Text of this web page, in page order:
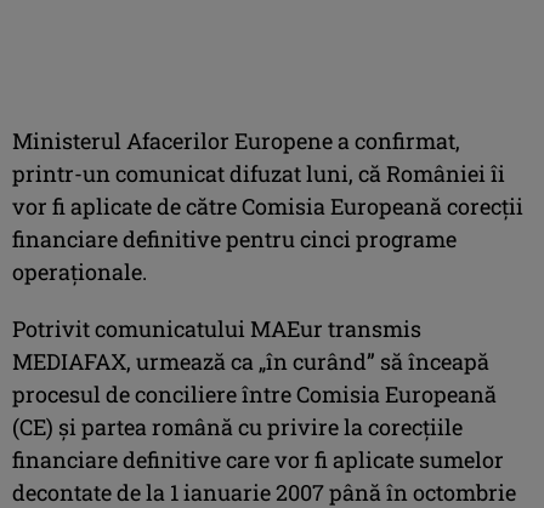
Ministerul Afacerilor Europene a confirmat,
printr-un comunicat difuzat luni, că României îi
vor fi aplicate de către Comisia Europeană corecţii
financiare definitive pentru cinci programe
operaţionale.
Potrivit comunicatului MAEur transmis
MEDIAFAX, urmează ca „în curând” să înceapă
procesul de conciliere între Comisia Europeană
(CE) şi partea română cu privire la corecţiile
financiare definitive care vor fi aplicate sumelor
decontate de la 1 ianuarie 2007 până în octombrie